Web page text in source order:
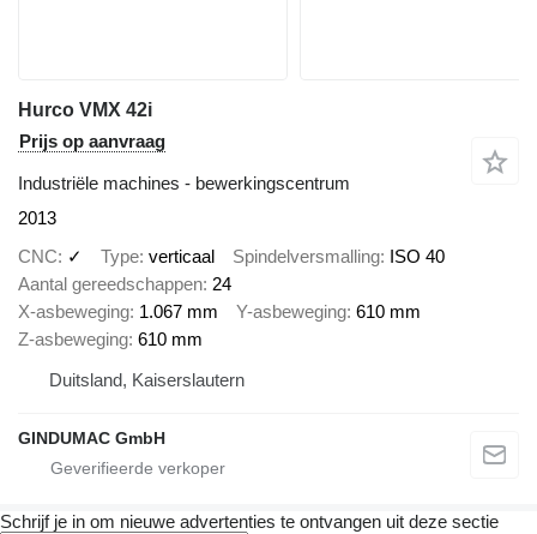
Hurco VMX 42i
Prijs op aanvraag
Industriële machines - bewerkingscentrum
2013
CNC
✓ Type verticaal Spindelversmalling ISO 40
Aantal gereedschappen 24
X-asbeweging 1.067 mm Y-asbeweging 610 mm
Z-asbeweging 610 mm
Duitsland, Kaiserslautern
GINDUMAC GmbH
Schrijf je in om nieuwe advertenties te ontvangen uit deze sectie